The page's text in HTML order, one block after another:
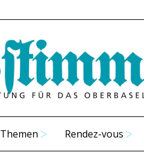
Themen Rendez-vous